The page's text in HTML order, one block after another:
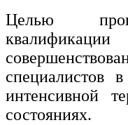
Целью
специалистов
интенсивной
состояниях.